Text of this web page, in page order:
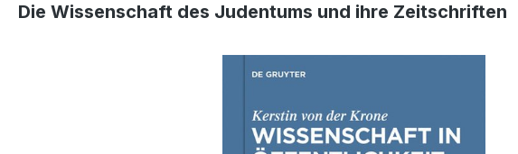
Die Wissenschaft des Judentums und ihre Zeitschriften